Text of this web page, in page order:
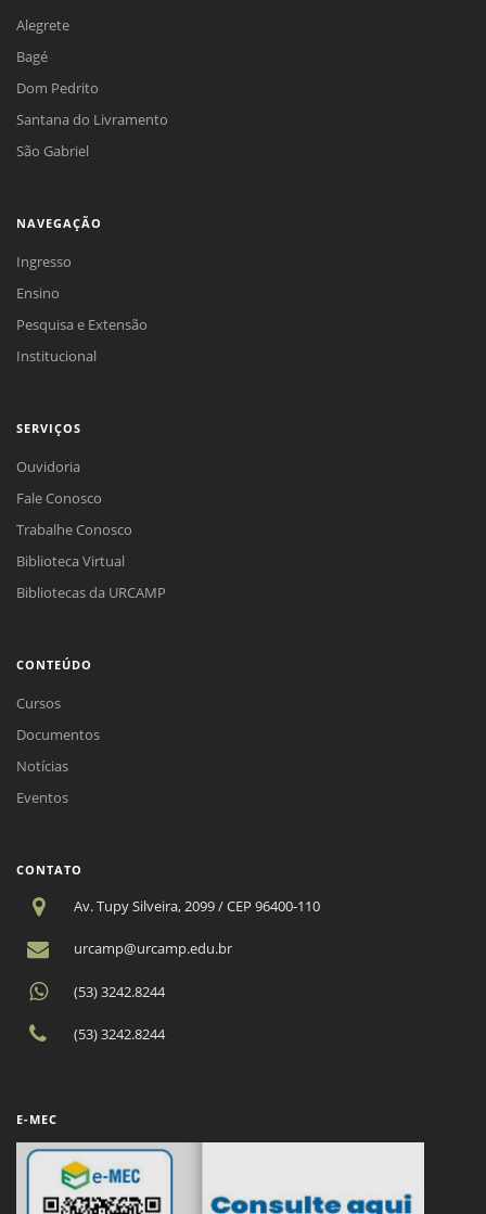
Alegrete
Bagé
Dom Pedrito
Santana do Livramento
São Gabriel
NAVEGAÇÃO
Ingresso
Ensino
Pesquisa e Extensão
Institucional
SERVIÇOS
Ouvidoria
Fale Conosco
Trabalhe Conosco
Biblioteca Virtual
Bibliotecas da URCAMP
CONTEÚDO
Cursos
Documentos
Notícias
Eventos
CONTATO
Av. Tupy Silveira, 2099 / CEP 96400-110
urcamp@urcamp.edu.br
(53) 3242.8244
(53) 3242.8244
E-MEC